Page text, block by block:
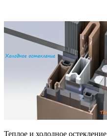
Теплое и холодное остекление